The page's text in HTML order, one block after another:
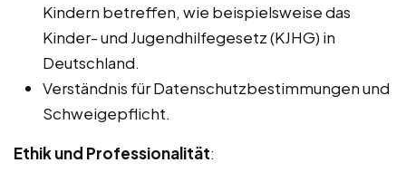
Kindern betreffen, wie beispielsweise das
Kinder- und Jugendhilfegesetz (KJHG) in
Deutschland.
Verständnis für Datenschutzbestimmungen und
Schweigepflicht.
Ethik und Professionalität: